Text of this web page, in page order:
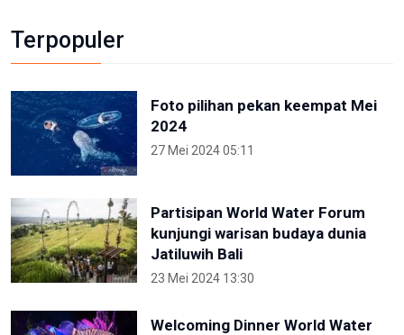
Terpopuler
Foto pilihan pekan keempat Mei
2024
27 Mei 2024 05:11
Partisipan World Water Forum
kunjungi warisan budaya dunia
Jatiluwih Bali
23 Mei 2024 13:30
Welcoming Dinner World Water